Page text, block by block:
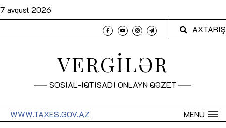
7 avqust 2026
AXTARIŞ
VERGİLƏR
SOSİAL-İQTİSADİ ONLAYN QƏZET
MENU
WWW.TAXES.GOV.AZ